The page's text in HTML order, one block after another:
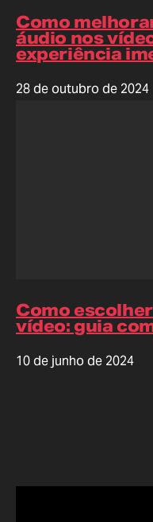
Como
áudio nos
experiência
28 de outubro de 2024
Como
vídeo: guia
10 de junho de 2024